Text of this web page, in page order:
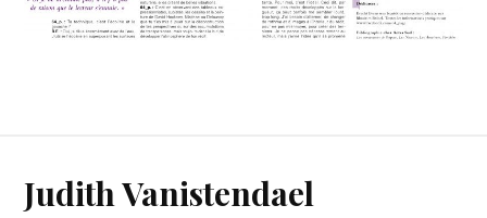
Judith Vanistendael